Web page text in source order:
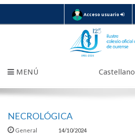
Acceso usuario
MENÚ Castellano
NECROLÓGICA
General 14/10/2024